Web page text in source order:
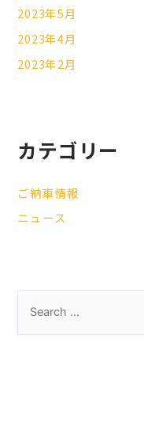
2023年5月
2023年4月
2023年2月
カテゴリー
ご納車情報
ニュース